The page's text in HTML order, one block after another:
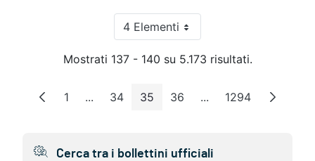
4 ElementiPer pagina
Mostrati 137 - 140 su 5.173 risultati.
Pagina
1 ...Pagine intermedie
Pagina
34 Pagina
35 Pagina
36 ...Pagine intermedie
Pagina
1294
Cerca tra i bollettini ufficiali